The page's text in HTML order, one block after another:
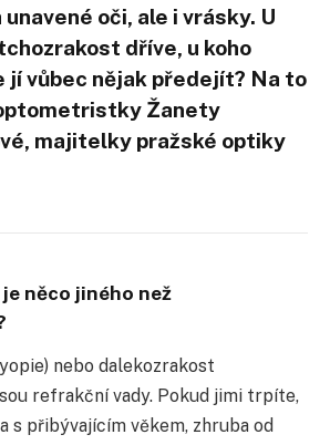
oči, ale i vrásky. U
dříve, u koho
jí vůbec nějak předejít? Na to
Žanety
majitelky pražské optiky
něco jiného než
nebo dalekozrakost
refrakční vady. Pokud jimi trpíte,
s přibývajícím věkem, zhruba od